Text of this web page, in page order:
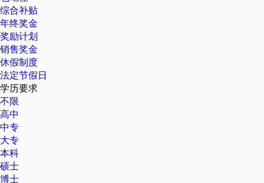
综合补贴
年终奖金
奖励计划
销售奖金
休假制度
法定节假日
学历要求
不限
高中
中专
大专
本科
硕士
博士